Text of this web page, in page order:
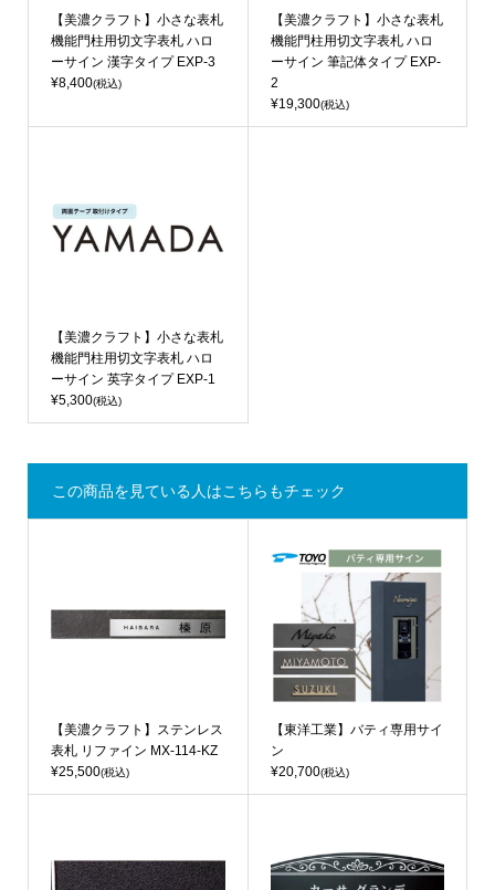
【美濃クラフト】小さな表札
機能門柱用切文字表札 ハロ
ーサイン 漢字タイプ EXP-3
¥8,400(税込)
【美濃クラフト】小さな表札
機能門柱用切文字表札 ハロ
ーサイン 筆記体タイプ EXP-
2
¥19,300(税込)
【美濃クラフト】小さな表札
機能門柱用切文字表札 ハロ
ーサイン 英字タイプ EXP-1
¥5,300(税込)
この商品を見ている人はこちらもチェック
【美濃クラフト】ステンレス
表札 リファイン MX-114-KZ
¥25,500(税込)
【東洋工業】バティ専用サイ
ン
¥20,700(税込)